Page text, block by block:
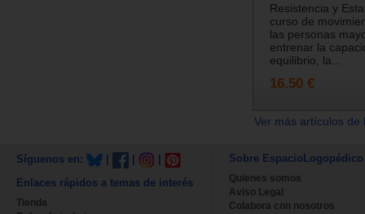
Resistencia y
curso de
las personas
entrenar la
equilibrio, la...
16.50 €
Ver más artículos
Síguenos en:
Enlaces rápidos a temas de interés
Tienda
Sobre EspacioLogopédico
Quienes somos
Aviso Legal
Colabora con nosotros